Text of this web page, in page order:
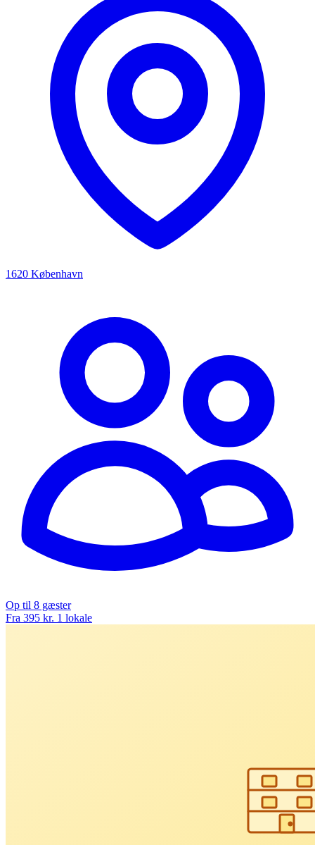
1620 København
Op til 8 gæster
Fra 395 kr. 1 lokale